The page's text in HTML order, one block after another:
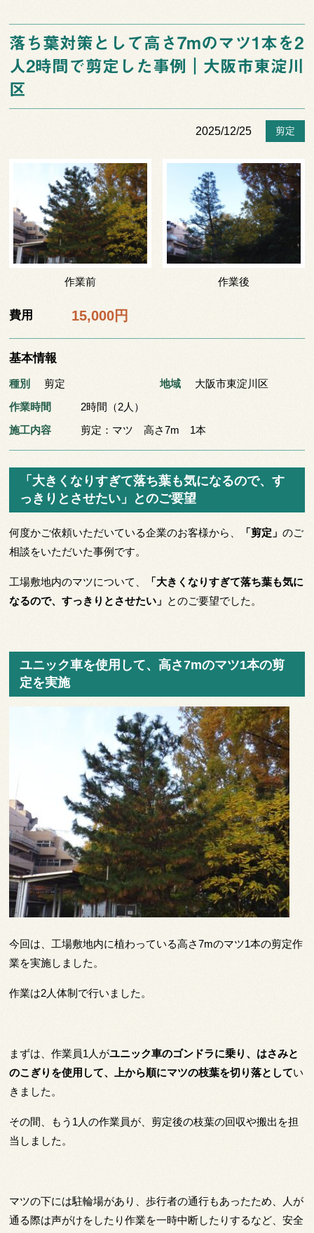
落ち葉対策として高さ7mのマツ1本を2
人2時間で剪定した事例｜大阪市東淀川
区
2025/12/25 剪定
作業前 作業後
費用 15,000円
基本情報
種別 剪定 地域
大阪市東淀川区
作業時間
2時間（2人）
施工内容
剪定：マツ 高さ7m 1本
「大きくなりすぎて落ち葉も気になるので、す
っきりとさせたい」とのご要望
何度かご依頼いただいている企業のお客様から、 「剪定」のご
相談をいただいた事例です。
工場敷地内のマツについて、
「大きくなりすぎて落ち葉も気に
なるので、すっきりとさせたい」 とのご要望でした。
ユニック車を使用して、高さ7mのマツ1本の剪
定を実施
今回は、工場敷地内に植わっている高さ7mのマツ1本の剪定作
業を実施しました。
作業は2人体制で行いました。
まずは、作業員1人がユニック車のゴンドラに乗り、はさみと
のこぎりを使用して、上から順にマツの枝葉を切り落としてい
きました。
その間、もう1人の作業員が、剪定後の枝葉の回収や搬出を担
当しました。
マツの下には駐輪場があり、歩行者の通行もあったため、人が
通る際は声がけをしたり作業を一時中断したりするなど、安全